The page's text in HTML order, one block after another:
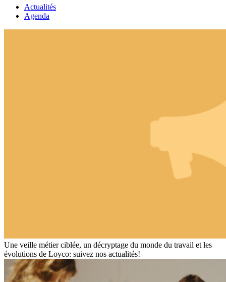
Actualités
Agenda
Une veille métier ciblée, un décryptage du monde du travail et les
évolutions de Loyco: suivez nos actualités!